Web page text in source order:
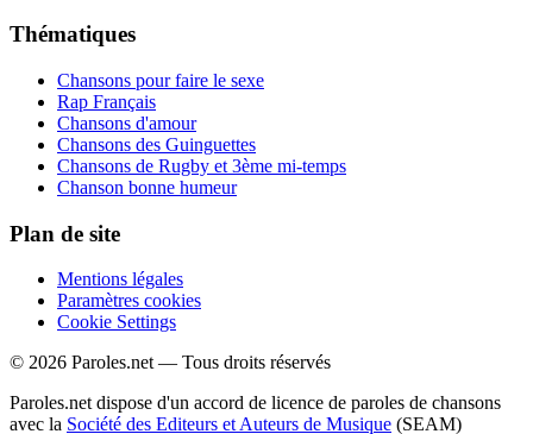
Thématiques
Chansons pour faire le sexe
Rap Français
Chansons d'amour
Chansons des Guinguettes
Chansons de Rugby et 3ème mi-temps
Chanson bonne humeur
Plan de site
Mentions légales
Paramètres cookies
Cookie Settings
© 2026 Paroles.net — Tous droits réservés
Paroles.net dispose d'un accord de licence de paroles de chansons
avec la Société des Editeurs et Auteurs de Musique (SEAM)